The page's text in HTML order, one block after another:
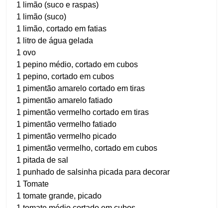
1 limão (suco e raspas)
1 limão (suco)
1 limão, cortado em fatias
1 litro de água gelada
1 ovo
1 pepino médio, cortado em cubos
1 pepino, cortado em cubos
1 pimentão amarelo cortado em tiras
1 pimentão amarelo fatiado
1 pimentão vermelho cortado em tiras
1 pimentão vermelho fatiado
1 pimentão vermelho picado
1 pimentão vermelho, cortado em cubos
1 pitada de sal
1 punhado de salsinha picada para decorar
1 Tomate
1 tomate grande, picado